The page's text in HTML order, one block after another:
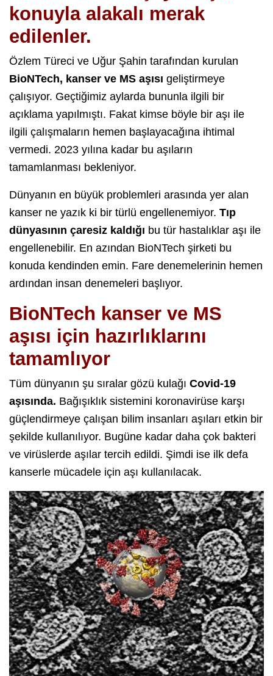
konuyla alakalı merak
edilenler.
Özlem Türeci ve Uğur Şahin tarafından kurulan
BioNTech, kanser ve MS aşısı geliştirmeye
çalışıyor. Geçtiğimiz aylarda bununla ilgili bir
açıklama yapılmıştı. Fakat kimse böyle bir aşı ile
ilgili çalışmaların hemen başlayacağına ihtimal
vermedi. 2023 yılına kadar bu aşıların
tamamlanması bekleniyor.
Dünyanın en büyük problemleri arasında yer alan
kanser ne yazık ki bir türlü engellenemiyor. Tıp
dünyasının çaresiz kaldığı bu tür hastalıklar aşı ile
engellenebilir. En azından BioNTech şirketi bu
konuda kendinden emin. Fare denemelerinin hemen
ardından insan denemeleri başlıyor.
BioNTech kanser ve MS
aşısı için hazırlıklarını
tamamlıyor
Tüm dünyanın şu sıralar gözü kulağı Covid-19
aşısında. Bağışıklık sistemini koronavirüse karşı
güçlendirmeye çalışan bilim insanları aşıları etkin bir
şekilde kullanılıyor. Bugüne kadar daha çok bakteri
ve virüslerde aşılar tercih edildi. Şimdi ise ilk defa
kanserle mücadele için aşı kullanılacak.